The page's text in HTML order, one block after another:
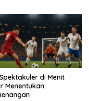
di Menit
Menentukan